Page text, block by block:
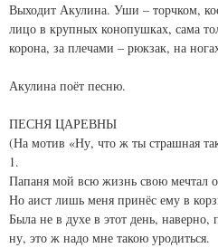
Выходит Акулина. Уши – торчком,
лицо в крупных конопушках, сама
корона, за плечами – рюкзак, на
Акулина поёт песню.
ПЕСНЯ ЦАРЕВНЫ
(На мотив «Ну, что ж ты страшная
1.
Папаня мой всю жизнь свою мечтал
Но аист лишь меня принёс ему в
Была не в духе в этот день, наверно,
ну, это ж надо мне такою уродиться.